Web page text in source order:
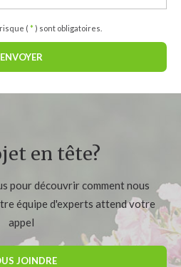
( * ) sont obligatoires.
ENVOYER
en tête?
pour découvrir comment nous
équipe d'experts attend votre
appel
JOINDRE